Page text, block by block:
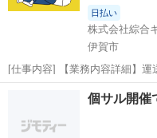
日払い
株式会社綜合
伊賀市
[仕事内容] 【業務内容詳細】
キングを任せいたします。 【取扱製品情
コンシェルスタッフにおまかせ＋。 あなたのお仕事探しをし
ポート！ たとえば… ...
仕分け
個サル開催